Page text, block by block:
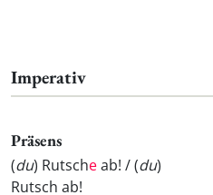
Imperativ
Präsens
(du) Rutscheab! / (du)
Rutsch ab!